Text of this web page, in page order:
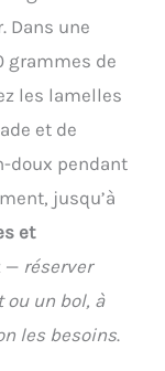
Dans une
grammes de
les lamelles
et de
doux pendant
jusqu’à
et
— réserver
un bol, à
les besoins.